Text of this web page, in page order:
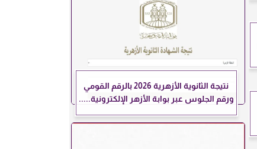
نتيجة الثانوية الأزهرية 2026 بالرقم القومي
ورقم الجلوس عبر بوابة الأزهر الإلكترونية.....